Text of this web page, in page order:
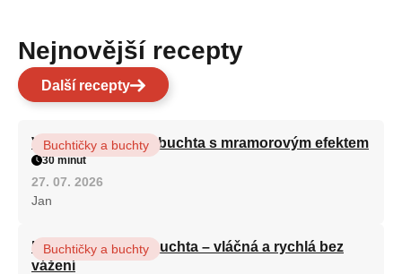
Nejnovější recepty
Další recepty
Vláčná olejová litá buchta s mramorovým efektem
Buchtičky a buchty
30 minut
27. 07. 2026
Jan
Hrnková maková buchta – vláčná a rychlá bez
vážení
Buchtičky a buchty